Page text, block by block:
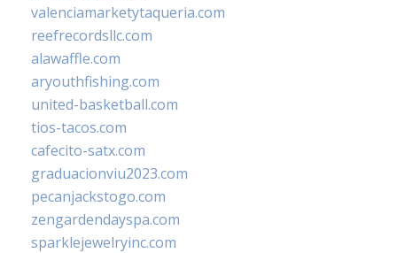
valenciamarketytaqueria.com
reefrecordsllc.com
alawaffle.com
aryouthfishing.com
united-basketball.com
tios-tacos.com
cafecito-satx.com
graduacionviu2023.com
pecanjackstogo.com
zengardendayspa.com
sparklejewelryinc.com